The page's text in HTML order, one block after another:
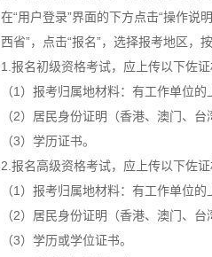
在“用户登录”界面的下方点击“操作说
西省”，点击“报名”，选择报考地区，
1.报名初级资格考试，应上传以下佐证
（1）报考归属地材料：有工作单位
（2）居民身份证明（香港、澳门、
（3）学历证书。
2.报名高级资格考试，应上传以下佐证
（1）报考归属地材料：有工作单位
（2）居民身份证明（香港、澳门、
（3）学历或学位证书。